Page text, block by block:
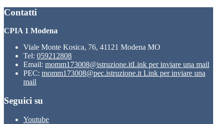
Contatti
CPIA 1 Modena
Viale Monte Kosica, 76, 41121 Modena MO
Tel: 059212808
Email: momm173008@istruzione.itLink per inviare una mail
PEC: momm173008@pec.istruzione.it Link per inviare una
mail
Seguici su
Youtube